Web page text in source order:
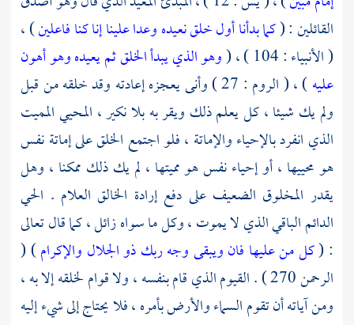
القائلين : (كما بدأنا أول خلق نعيده وعدا علينا إنا كنا فاعلين) ،
( الأنبياء : 104 ) ، (
وهو الذي يبدأ الخلق ثم يعيده وهو أهون
عليه
) ، ( الروم : 27 ) وأنى يعجزه إعادته وقد خلقه من قبل
ولم يك شيئا ، كل يعلم ذلك ويقر به بلا نكير ، المحيي المميت
الذي انفرد بالإحياء والإماتة ، فلو اجتمع الخلق على إماتة نفس
هو محييها ، أو إحياء نفس هو مميتها ، لم يك ذلك ممكنا ، وهل
يقدر المخلوق الضعيف على دفع إرادة الخالق العلام . الحي
الدائم الباقي الذي لا يموت ، وكل ما سواه زائل ، كما قال تعالى
: (كل من عليها فان ويبقى وجه ربك ذو الجلال والإكرام) (
الرحمن 270 ) . القيوم الذي قام بنفسه ، ولا قوام لخلقه إلا به ،
ومن آياته أن تقوم السماء والأرض بأمره ، فلا يحتاج إلى شيء إليه